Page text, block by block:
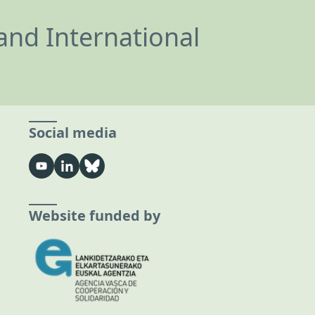
International
Social media
Website funded by